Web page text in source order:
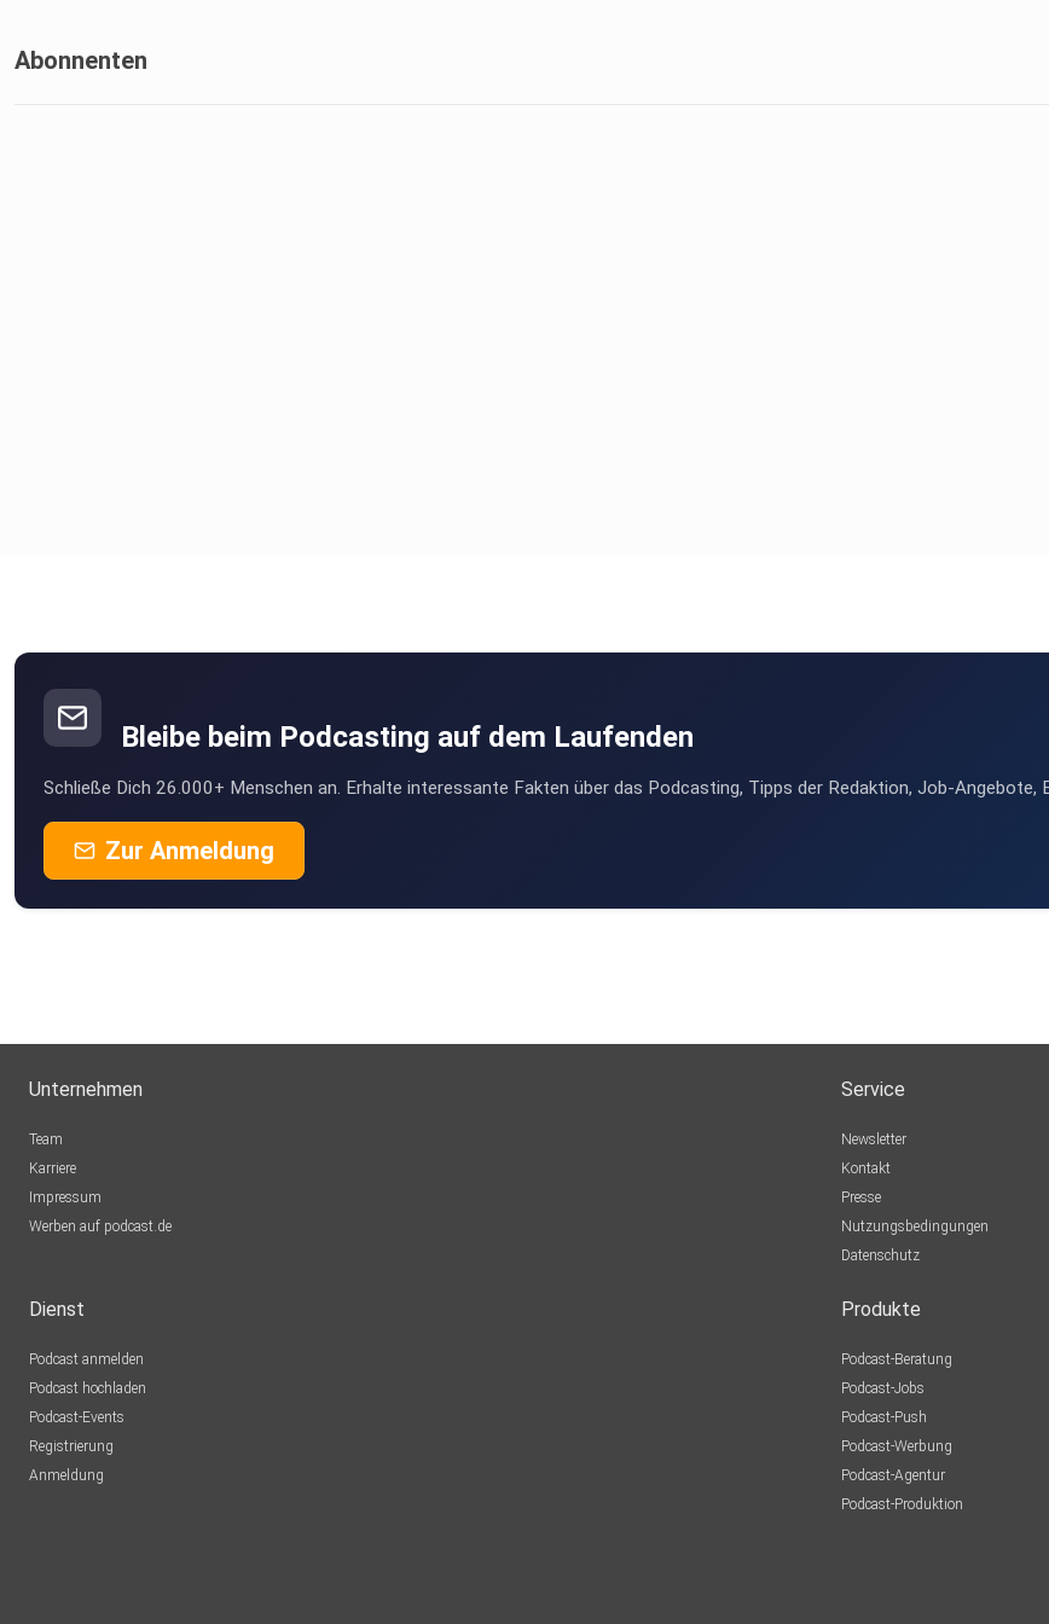
Abonnenten
Bleibe beim Podcasting auf dem Laufenden
Schließe Dich 26.000+ Menschen an. Erhalte interessante Fakten über das Podcasting, Tipps der Redaktion, Job-Angebote,
Zur Anmeldung
Unternehmen
Team
Karriere
Impressum
Werben auf podcast.de
Service
Newsletter
Kontakt
Presse
Nutzungsbedingungen
Datenschutz
Dienst
Podcast anmelden
Podcast hochladen
Podcast-Events
Registrierung
Anmeldung
Produkte
Podcast-Beratung
Podcast-Jobs
Podcast-Push
Podcast-Werbung
Podcast-Agentur
Podcast-Produktion